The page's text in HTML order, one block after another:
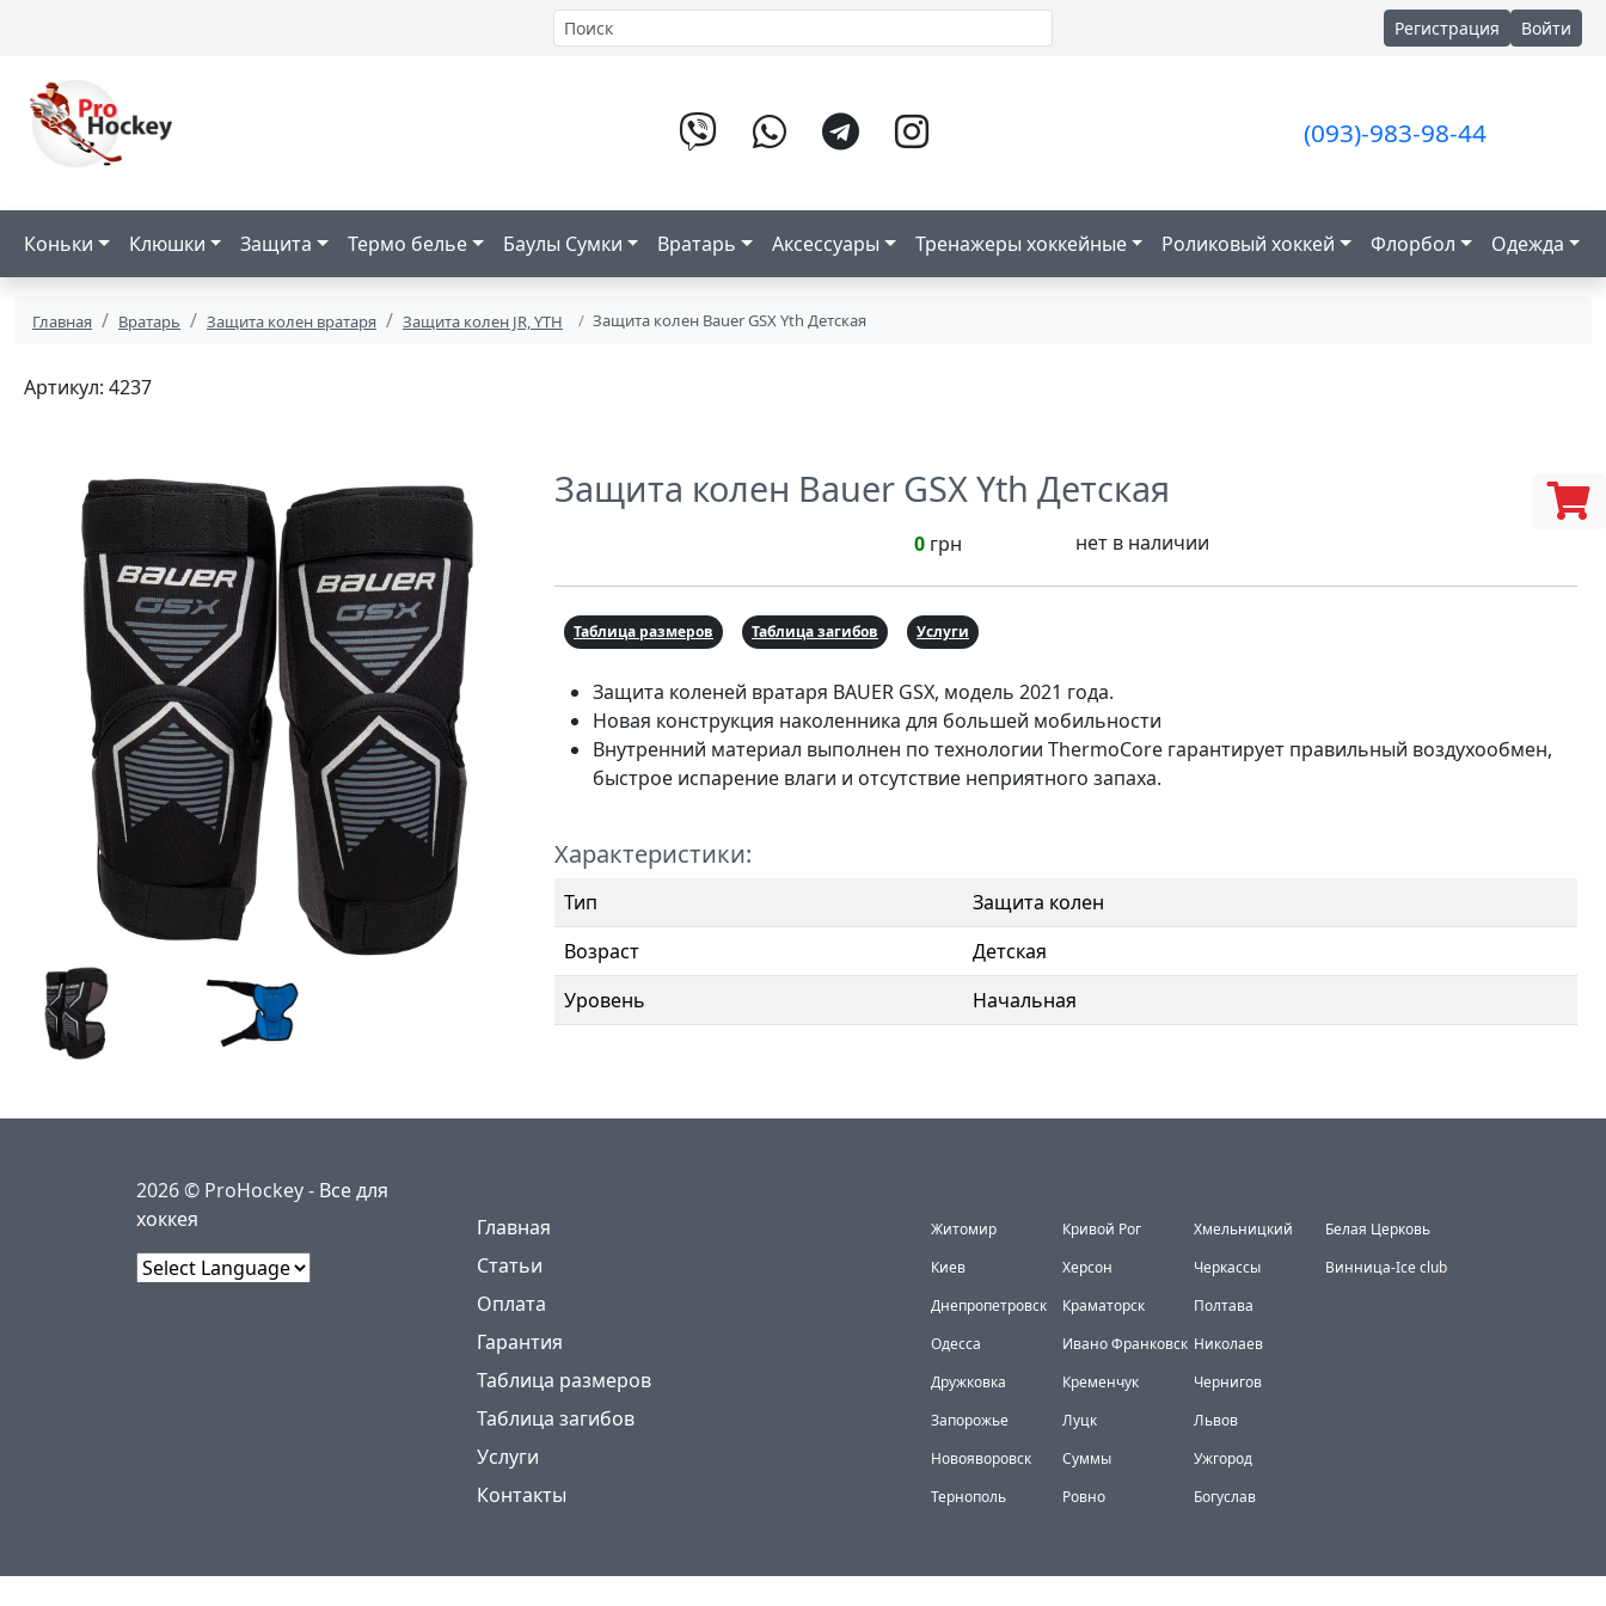
Регистрация Войти
(093)-983-98-44
Коньки Клюшки Защита Термо белье Баулы Сумки Вратарь Аксессуары Тренажеры хоккейные Роликовый хоккей Флорбол Одежда
Главная Вратарь Защита колен вратаря Защита колен JR, YTH Защита колен Bauer GSX Yth Детская
Артикул: 4237
Защита колен Bauer GSX Yth Детская
0 грн нет в наличии
Таблица размеров Таблица загибов Услуги
Защита коленей вратаря BAUER GSX, модель 2021 года.
Новая конструкция наколенника для большей мобильности
Внутренний материал выполнен по технологии ThermoCore гарантирует правильный воздухообмен,
быстрое испарение влаги и отсутствие неприятного запаха.
Характеристики:
Тип
Защита колен
Возраст
Детская
Уровень
Начальная
2026 © ProHockey - Все для
хоккея
Главная
Статьи
Оплата
Гарантия
Таблица размеров
Таблица загибов
Услуги
Контакты
Житомир
Киев
Днепропетровск
Одесса
Дружковка
Запорожье
Новояворовск
Тернополь
Кривой Рог
Херсон
Краматорск
Ивано Франковск
Кременчук
Луцк
Суммы
Ровно
Хмельницкий
Черкассы
Полтава
Николаев
Чернигов
Львов
Ужгород
Богуслав
Белая Церковь
Винница-Ice club